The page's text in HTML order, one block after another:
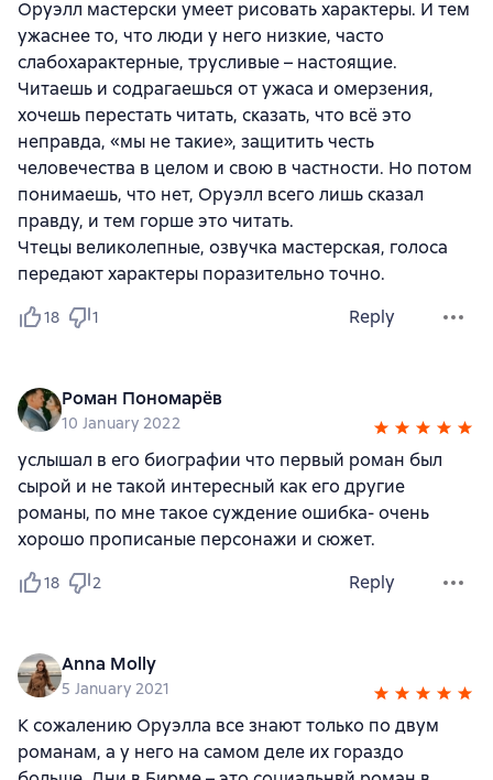
Оруэлл мастерски умеет рисовать характеры. И тем
ужаснее то, что люди у него низкие, часто
слабохарактерные, трусливые – настоящие.
Читаешь и содрагаешься от ужаса и омерзения,
хочешь перестать читать, сказать, что всё это
неправда, «мы не такие», защитить честь
человечества в целом и свою в частности. Но потом
понимаешь, что нет, Оруэлл всего лишь сказал
правду, и тем горше это читать.
Чтецы великолепные, озвучка мастерская, голоса
передают характеры поразительно точно.
18 1 Reply
Роман Пономарёв
10 January 2022
услышал в его биографии что первый роман был
сырой и не такой интересный как его другие
романы, по мне такое суждение ошибка- очень
хорошо прописаные персонажи и сюжет.
18 2 Reply
Anna Molly
5 January 2021
К сожалению Оруэлла все знают только по двум
романам, а у него на самом деле их гораздо